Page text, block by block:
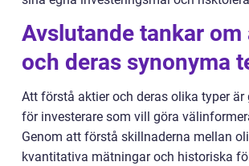
Avslutande tankar om
och deras synonyma
Att förstå aktier och deras olika typer är
för investerare som vill göra
Genom att förstå skillnaderna mellan
kvantitativa mätningar och historiska